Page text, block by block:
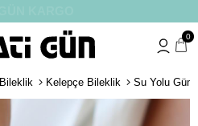
0
Bileklik Kelepçe Bileklik Su Yolu